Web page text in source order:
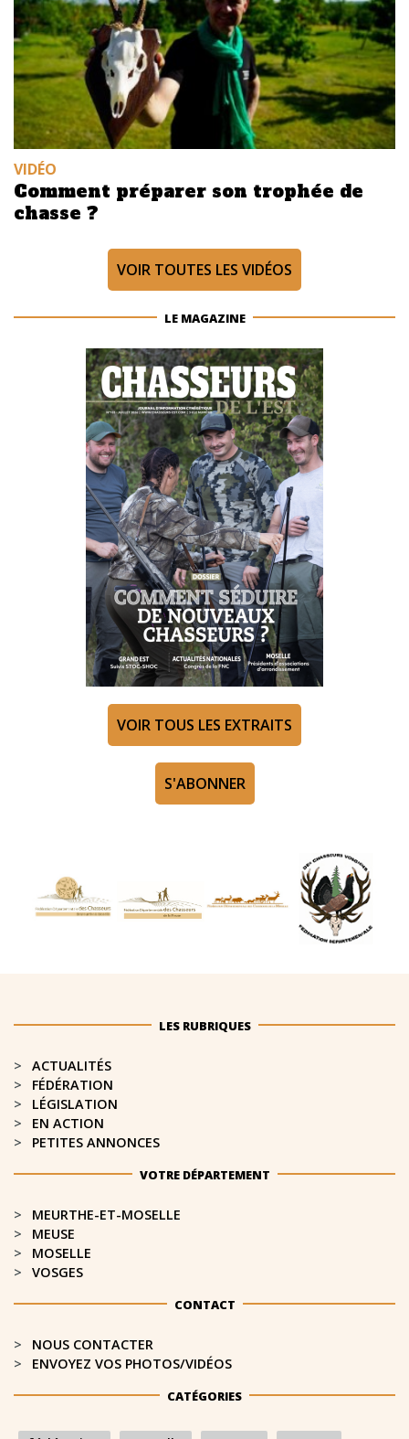
VIDÉO
Comment préparer son trophée de
chasse ?
VOIR TOUTES LES VIDÉOS
LE MAGAZINE
VOIR TOUS LES EXTRAITS
S'ABONNER
LES RUBRIQUES
ACTUALITÉS
FÉDÉRATION
LÉGISLATION
EN ACTION
PETITES ANNONCES
VOTRE DÉPARTEMENT
MEURTHE-ET-MOSELLE​
MEUSE
MOSELLE
VOSGES
CONTACT
NOUS CONTACTER
ENVOYEZ VOS PHOTOS/VIDÉOS
CATÉGORIES